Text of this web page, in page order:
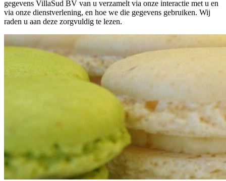
gegevens VillaSud BV van u verzamelt via onze interactie met u en
via onze dienstverlening, en hoe we die gegevens gebruiken. Wij
raden u aan deze zorgvuldig te lezen.